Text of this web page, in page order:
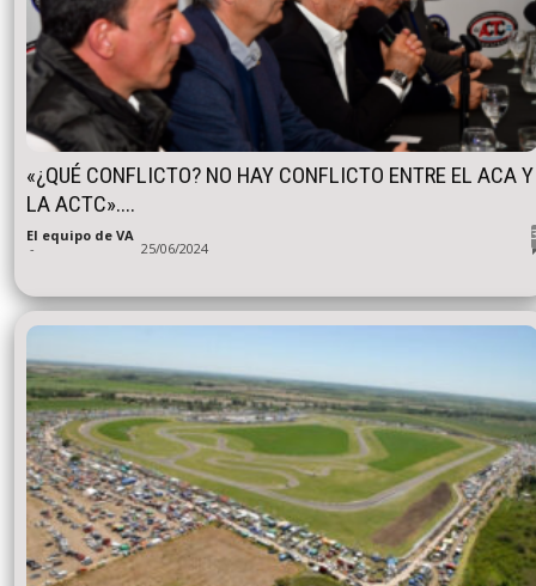
«¿QUÉ CONFLICTO? NO HAY CONFLICTO ENTRE EL ACA Y
LA ACTC»....
El equipo de VA
- 25/06/2024